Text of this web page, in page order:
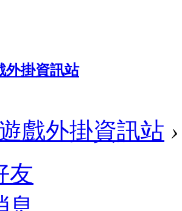
戲外掛資訊站 ›
友